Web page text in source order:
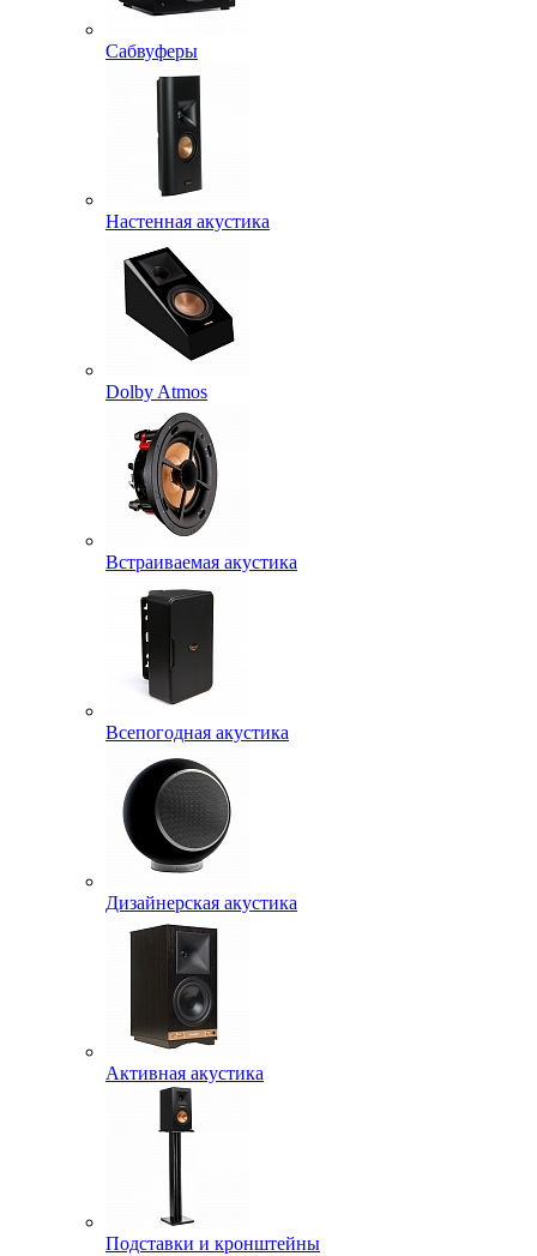
Сабвуферы
Настенная акустика
Dolby Atmos
Встраиваемая акустика
Всепогодная акустика
Дизайнерская акустика
Активная акустика
Подставки и кронштейны